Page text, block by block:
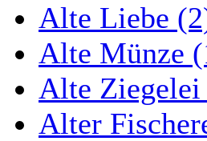
Alte Liebe
Alte Münze
Alte Ziegelei
Alter